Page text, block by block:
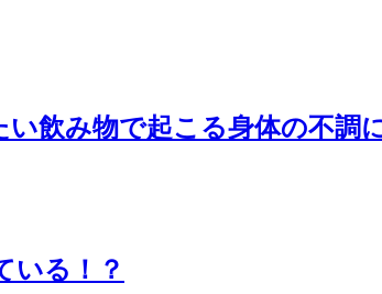
い飲み物で起こる身体の不調
いる！？